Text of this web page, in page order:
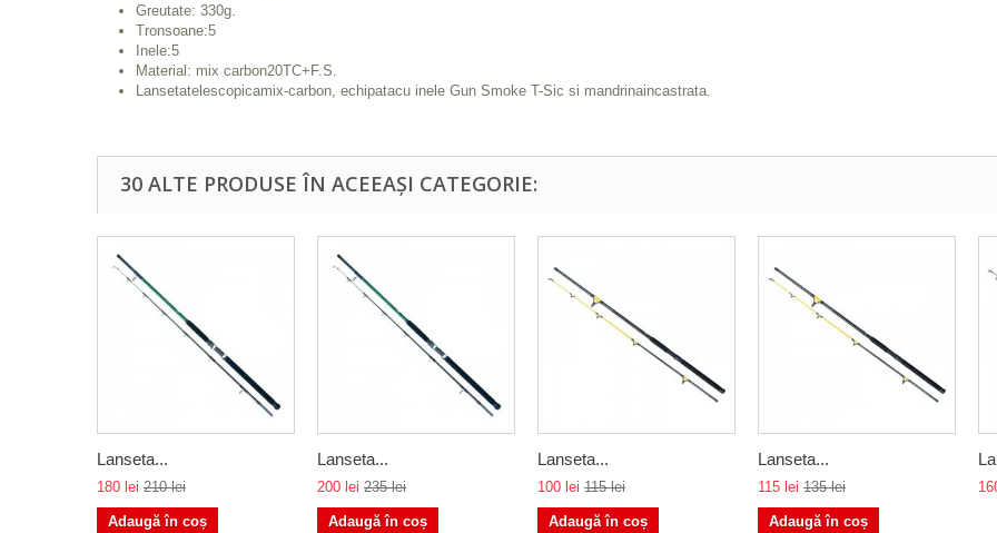
Greutate: 330g.
Tronsoane:5
Inele:5
Material: mix carbon20TC+F.S.
Lansetatelescopicamix-carbon, echipatacu inele Gun Smoke T-Sic si mandrinaincastrata.
30 ALTE PRODUSE ÎN ACEEAȘI CATEGORIE:
Lanseta...
180 lei 210 lei
Adaugă în coș
Lanseta...
200 lei 235 lei
Adaugă în coș
Lanseta...
100 lei 115 lei
Adaugă în coș
Lanseta...
115 lei 135 lei
Adaugă în coș